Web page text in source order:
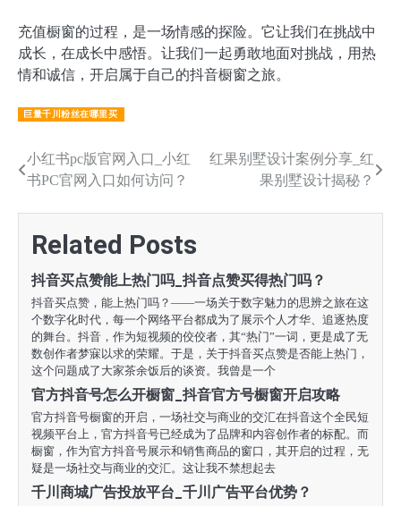
充值橱窗的过程，是一场情感的探险。它让我们在挑战中
成长，在成长中感悟。让我们一起勇敢地面对挑战，用热
情和诚信，开启属于自己的抖音橱窗之旅。
巨量千川粉丝在哪里买
文
章
航
小红书pc版官网入口_小红
书PC官网入口如何访问？
红果别墅设计案例分享_红
果别墅设计揭秘？
Related Posts
抖音买点赞能上热门吗_抖音点赞买得热门吗？
抖音买点赞，能上热门吗？——一场关于数字魅力的思辨之旅在这
个数字化时代，每一个网络平台都成为了展示个人才华、追逐热度
的舞台。抖音，作为短视频的佼佼者，其“热门”一词，更是成了无
数创作者梦寐以求的荣耀。于是，关于抖音买点赞是否能上热门，
这个问题成了大家茶余饭后的谈资。我曾是一个
官方抖音号怎么开橱窗_抖音官方号橱窗开启攻略
官方抖音号橱窗的开启，一场社交与商业的交汇在抖音这个全民短
视频平台上，官方抖音号已经成为了品牌和内容创作者的标配。而
橱窗，作为官方抖音号展示和销售商品的窗口，其开启的过程，无
疑是一场社交与商业的交汇。这让我不禁想起去
千川商城广告投放平台_千川广告平台优势？